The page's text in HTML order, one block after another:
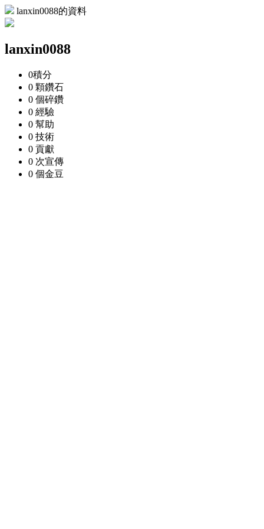
lanxin0088的資料
lanxin0088
0積分
0 顆鑽石
0 個碎鑽
0 經驗
0 幫助
0 技術
0 貢獻
0 次宣傳
0 個金豆